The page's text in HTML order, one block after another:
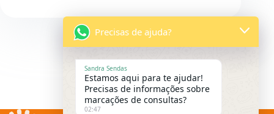
Precisas de ajuda?
Sandra Sendas
Estamos aqui para te ajudar!
Precisas de informações sobre
marcações de consultas?
02:47